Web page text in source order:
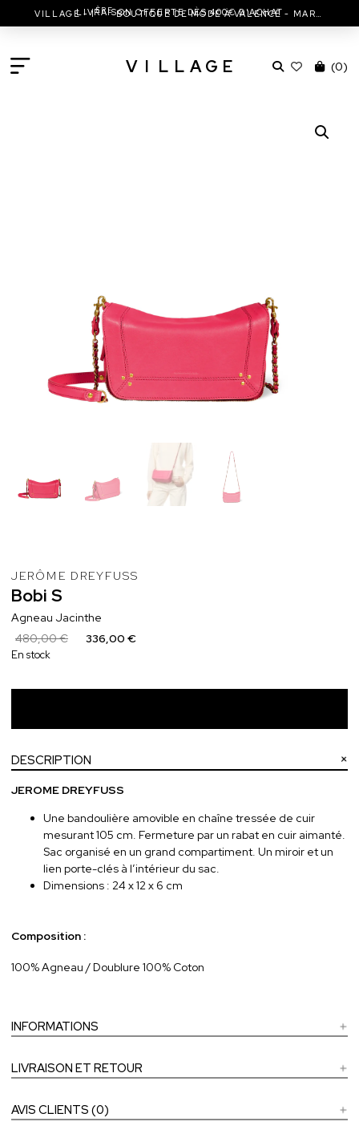
VILLAGE - 1ÈREBOUTIQUE DE MODE À VALENCE - MARC JACOBS - ISABEL MARANT & MORE
LIVRAISON OFFERTE DÈS 400€ D'ACHAT
V I L L A G E (0)
JERÔME DREYFUSS
Bobi S
Agneau Jacinthe
480,00 €
336,00 €
En stock
DESCRIPTION
JEROME DREYFUSS
Une bandoulière amovible en chaîne tressée de cuir
mesurant 105 cm. Fermeture par un rabat en cuir aimanté.
Sac organisé en un grand compartiment. Un miroir et un
lien porte-clés à l’intérieur du sac.
Dimensions : 24 x 12 x 6 cm
Composition :
100% Agneau / Doublure 100% Coton
INFORMATIONS
LIVRAISON ET RETOUR
AVIS CLIENTS (0)